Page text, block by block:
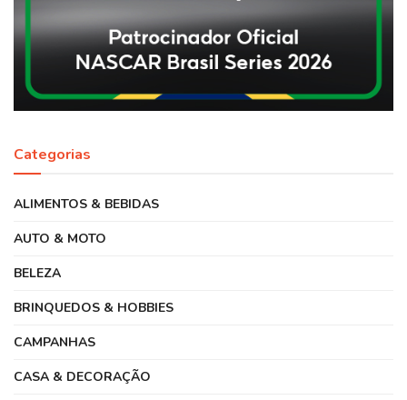
Categorias
ALIMENTOS & BEBIDAS
AUTO & MOTO
BELEZA
BRINQUEDOS & HOBBIES
CAMPANHAS
CASA & DECORAÇÃO